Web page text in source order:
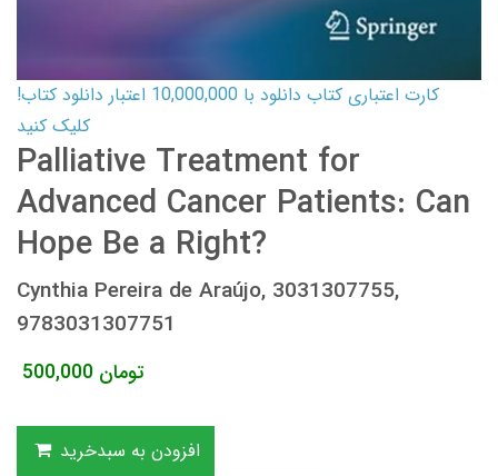
کارت اعتباری کتاب دانلود با 10,000,000 اعتبار دانلود کتاب!
کلیک کنید
Palliative Treatment for
Advanced Cancer Patients: Can
Hope Be a Right?
Cynthia Pereira de Araújo, 3031307755,
9783031307751
500,000 تومان
افزودن به سبدخرید